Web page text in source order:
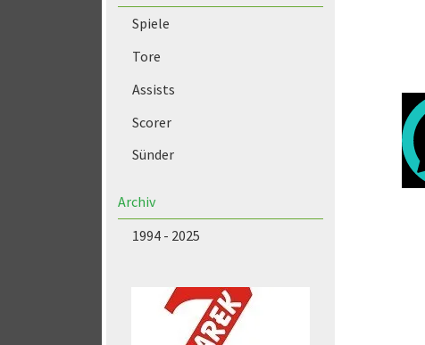
Spiele
Tore
Assists
Scorer
Sünder
Archiv
1994 - 2025